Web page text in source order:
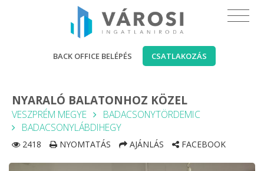
BACK OFFICE BELÉPÉS CSATLAKOZÁS
NYARALÓ BALATONHOZ KÖZEL
VESZPRÉM MEGYE
BADACSONYTÖRDEMIC
BADACSONYLÁBDIHEGY
2418 NYOMTATÁS AJÁNLÁS FACEBOOK